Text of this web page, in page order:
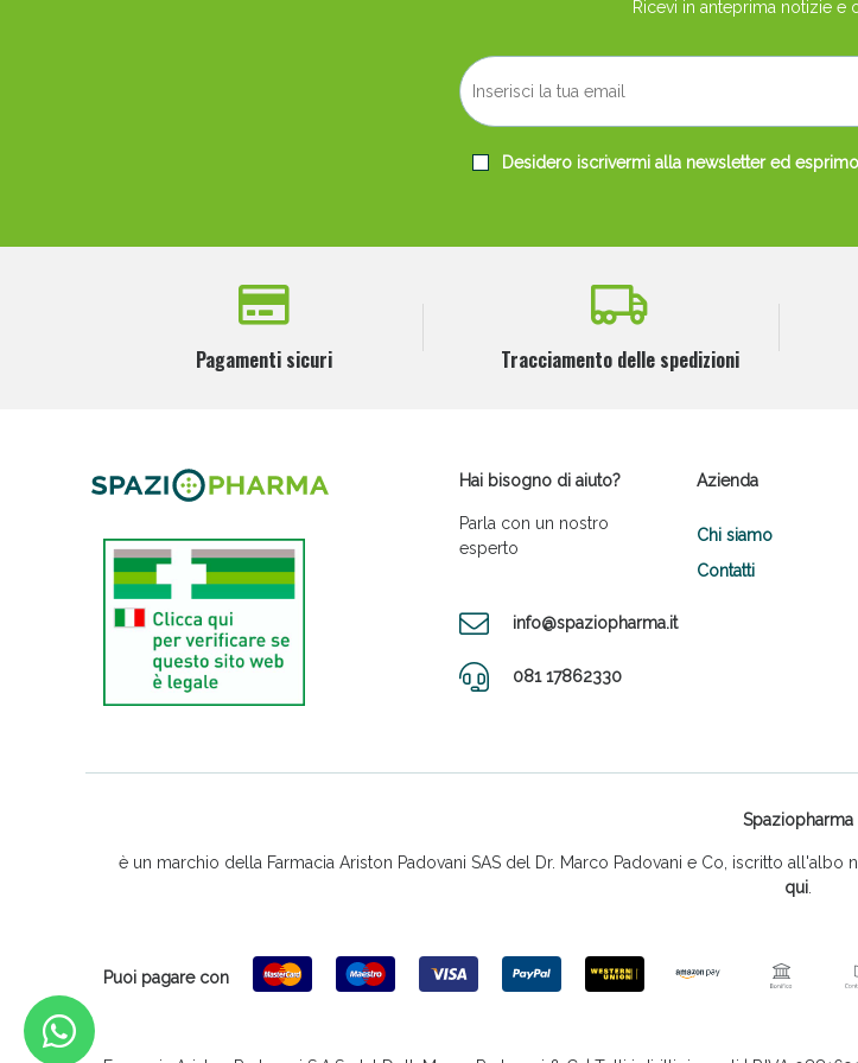
Ricevi in anteprima notizie e
Desidero iscrivermi alla newsletter ed
Pagamenti sicuri Tracciamento delle spedizioni
Hai bisogno di aiuto?
Parla con un nostro
esperto
info@spaziopharma.it
081 17862330
Azienda
Chi siamo
Contatti
Spaziopharma
è un marchio della Farmacia Ariston Padovani SAS del Dr. Marco Padovani e Co, iscritto
qui.
Puoi pagare con